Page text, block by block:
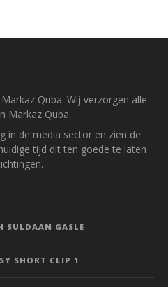
Quba. Wij verzorgen alle
Markaz Quba.
in de media sector en zien de
tijd dit ten goede te laten
SULDAAN GASLE
SHORT CLIP 1